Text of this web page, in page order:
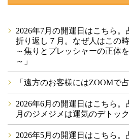
2026年7月の開運日はこちら
折り返し７月。なぜ人はこの
～焦りとプレッシャーの正体
～」
「遠方のお客様にはZOOMで
2026年6月の開運日はこちら
月のジメジメは運気のデトック
2026年5月の開運日はこちら